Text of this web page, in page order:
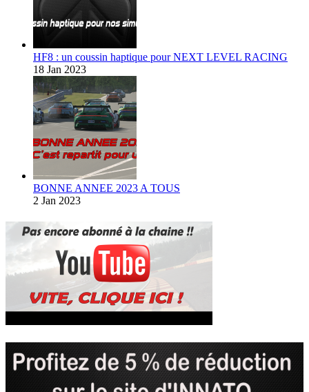
HF8 : un coussin haptique pour NEXT LEVEL RACING
18 Jan 2023
BONNE ANNEE 2023 A TOUS
2 Jan 2023